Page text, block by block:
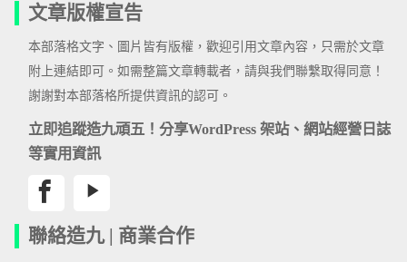
文章版權宣告
本部落格文字、圖片皆有版權，歡迎引用文章內容，只需於文章
附上連結即可。如需整篇文章轉載者，請與我們聯繫取得同意！
謝謝對本部落格所提供資訊的認可。
立即追蹤造九頑五！分享WordPress 架站、網站經營日誌
等實用資訊
聯絡造九 | 商業合作